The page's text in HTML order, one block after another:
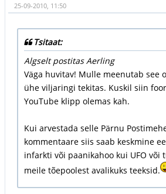
25-09-2010, 11:50
Tsitaat:
Algselt postitas Aerling
Väga huvitav! Mulle meenutab see
ühe viljaringi tekitas. Kuskil siin
YouTube klipp olemas kah.
Kui arvestada selle Pärnu
kommentaare siis saab keskmine
infarkti või paanikahoo kui UFO või
meile tõepoolest avalikuks teeksid.